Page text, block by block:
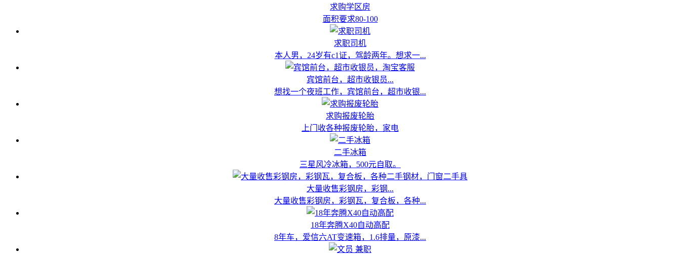
求购学区房
面积要求80-100
求职司机
本人男，24岁有c1证，驾龄两年。想求一...
宾馆前台，超市收银员...
想找一个夜班工作，宾馆前台，超市收银...
求购报废轮胎
上门收各种报废轮胎，家电
二手冰箱
三星风冷冰箱，500元自取。
大量收售彩钢房，彩钢...
大量收售彩钢房，彩钢瓦，复合板，各种...
18年奔腾X40自动高配
8年车，爱信六AT变速箱，1.6排量，原漆...